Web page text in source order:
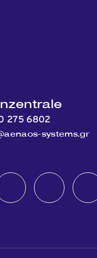
275 6802
systems.gr